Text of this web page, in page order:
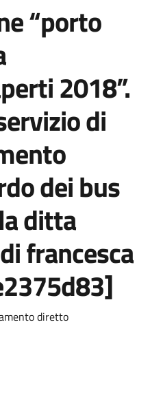
“porto
2018”.
di
dei bus
ditta
francesca
diretto